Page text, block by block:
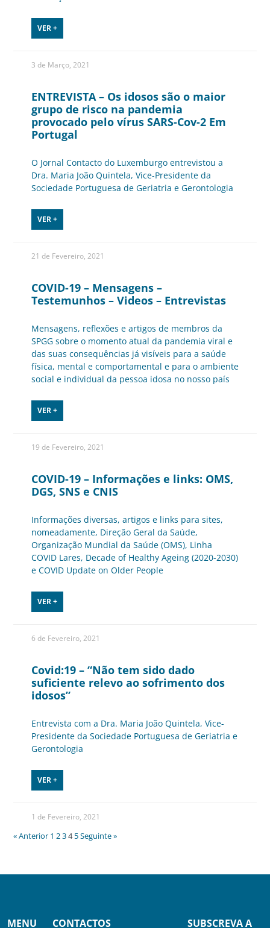
VER +
3 de Março, 2021
ENTREVISTA – Os idosos são o maior
grupo de risco na pandemia
provocado pelo vírus SARS-Cov-2 Em
Portugal
O Jornal Contacto do Luxemburgo entrevistou a
Dra. Maria João Quintela, Vice-Presidente da
Sociedade Portuguesa de Geriatria e Gerontologia
VER +
21 de Fevereiro, 2021
COVID-19 – Mensagens –
Testemunhos – Videos – Entrevistas
Mensagens, reflexões e artigos de membros da
SPGG sobre o momento atual da pandemia viral e
das suas consequências já visíveis para a saúde
física, mental e comportamental e para o ambiente
social e individual da pessoa idosa no nosso país
VER +
19 de Fevereiro, 2021
COVID-19 – Informações e links: OMS,
DGS, SNS e CNIS
Informações diversas, artigos e links para sites,
nomeadamente, Direção Geral da Saúde,
Organização Mundial da Saúde (OMS), Linha
COVID Lares, Decade of Healthy Ageing (2020-2030)
e COVID Update on Older People
VER +
6 de Fevereiro, 2021
Covid:19 – “Não tem sido dado
suficiente relevo ao sofrimento dos
idosos”
Entrevista com a Dra. Maria João Quintela, Vice-
Presidente da Sociedade Portuguesa de Geriatria e
Gerontologia
VER +
1 de Fevereiro, 2021
« Anterior 1 234 5Seguinte »
MENU CONTACTOS
SUBSCREVA A